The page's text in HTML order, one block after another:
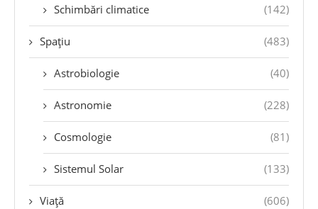
Schimbări climatice (142)
Spațiu (483)
Astrobiologie (40)
Astronomie (228)
Cosmologie (81)
Sistemul Solar (133)
Viață (606)